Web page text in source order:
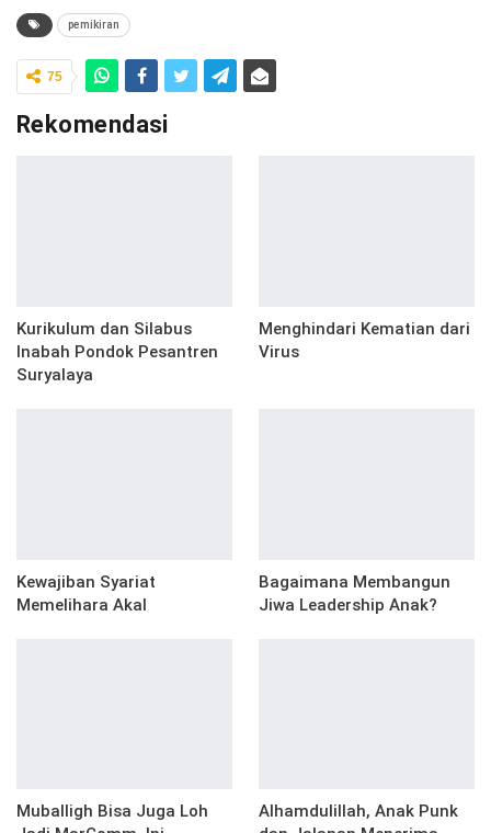
pemikiran
75
Rekomendasi
Kurikulum dan Silabus
Inabah Pondok Pesantren
Suryalaya
Menghindari Kematian dari
Virus
Kewajiban Syariat
Memelihara Akal
Bagaimana Membangun
Jiwa Leadership Anak?
Muballigh Bisa Juga Loh
Alhamdulillah, Anak Punk